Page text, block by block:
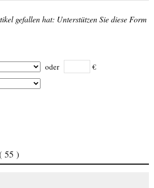
gefallen hat: Unterstützen Sie diese Form
oder €
55 )